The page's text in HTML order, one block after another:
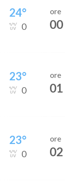
24°
0
ore
00
23°
0
ore
01
23°
0
ore
02